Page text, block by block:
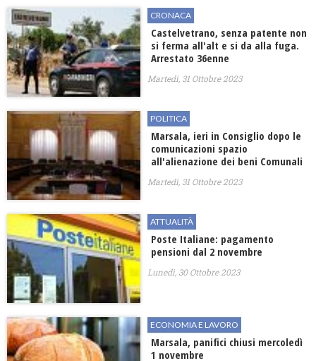
CRONACA
Castelvetrano, senza patente non
si ferma all'alt e si da alla fuga.
Arrestato 36enne
Martedì, 31 Ottobre 2023
POLITICA
Marsala, ieri in Consiglio dopo le
comunicazioni spazio
all'alienazione dei beni Comunali
Martedì, 31 Ottobre 2023
ATTUALITÀ
Poste Italiane: pagamento
pensioni dal 2 novembre
Lunedì, 30 Ottobre 2023
ECONOMIA E LAVORO
Marsala, panifici chiusi mercoledì
1 novembre